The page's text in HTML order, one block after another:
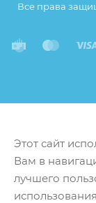
Все права
Этот сайт
Вам в
лучшего